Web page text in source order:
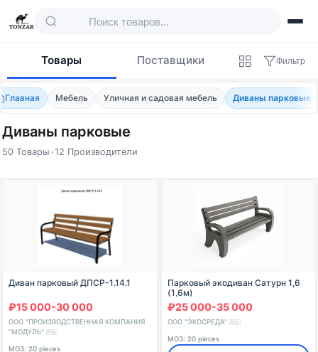
Товары Поставщики Фильтр
Главная Мебель Уличная и садовая мебель Диваны парковые
Диваны парковые
50 Товары •12 Производители
Товары — Диваны парковые
Диван парковый ДПСР-1.14.1
₽15 000-30 000
ООО "ПРОИЗВОДСТВЕННАЯ КОМПАНИЯ
"МОДУЛЬ"
🇷🇺
МОЗ: 20 pieces
Парковый экодиван Сатурн 1,6
(1,6м)
₽25 000-35 000
ООО "ЭКОСРЕДА" 🇷🇺
МОЗ: 20 pieces